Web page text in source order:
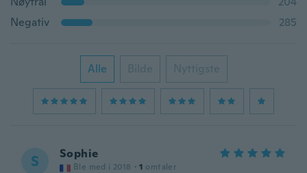
Negativ
285
Alle Bilde Nyttigste
S Sophie
Ble med i 2018 · 1 omtaler